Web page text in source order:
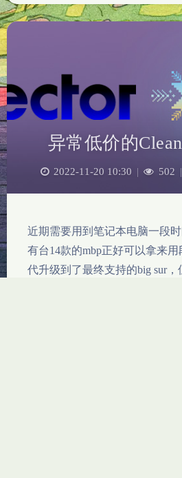
关闭
异常低价的
2022-11-20 10:30 | 502 |
近期需要用到笔记本电脑一段
有台14款的mbp正好可以拿来
代升级到了最终支持的big sur